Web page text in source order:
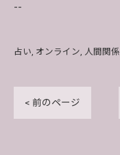
--
占い オンライン 人間関係
< 前のページ